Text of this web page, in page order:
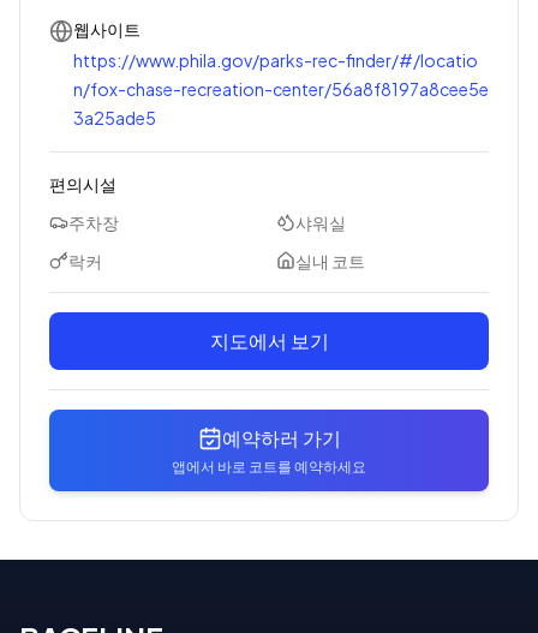
웹사이트
https://www.phila.gov/parks-rec-finder/#/locatio
n/fox-chase-recreation-center/56a8f8197a8cee5e
3a25ade5
편의시설
주차장
샤워실
락커
실내 코트
지도에서 보기
예약하러 가기
앱에서 바로 코트를 예약하세요